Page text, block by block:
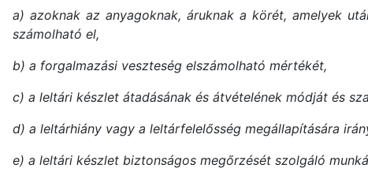
a) azoknak az anyagoknak, áruknak a körét, amelyek
számolható el,
b) a forgalmazási veszteség elszámolható mértékét,
c) a leltári készlet átadásának és átvételének módját és
d) a leltárhiány vagy a leltárfelelősség megállapítására
e) a leltári készlet biztonságos megőrzését szolgáló